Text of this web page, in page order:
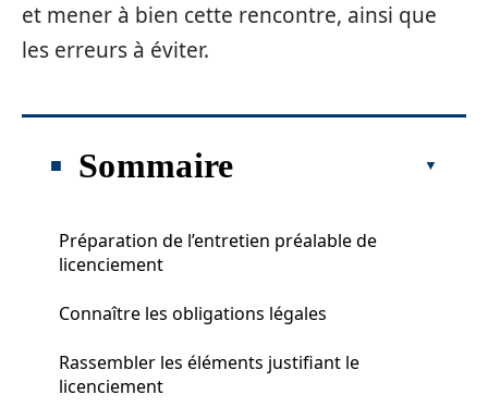
et mener à bien cette rencontre, ainsi que
les erreurs à éviter.
Sommaire
Préparation de l’entretien préalable de
licenciement
Connaître les obligations légales
Rassembler les éléments justifiant le
licenciement